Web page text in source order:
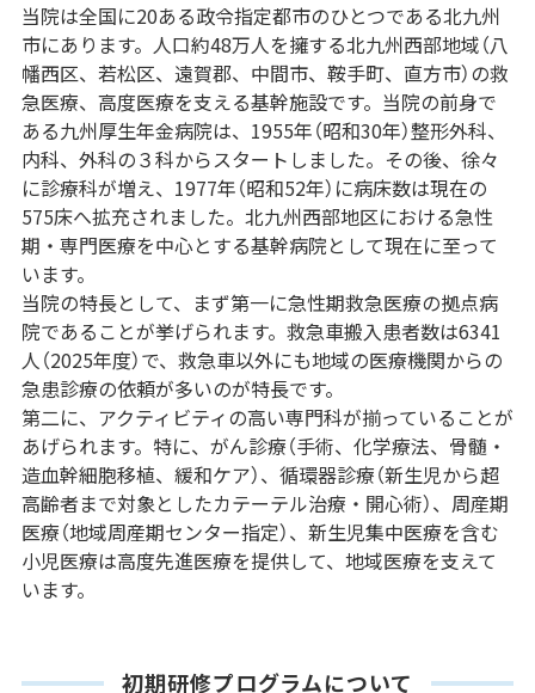
当院は全国に20ある政令指定都市のひとつである北九州
市にあります。人口約48万人を擁する北九州西部地域（八
幡西区、若松区、遠賀郡、中間市、鞍手町、直方市）の救
急医療、高度医療を支える基幹施設です。当院の前身で
ある九州厚生年金病院は、1955年（昭和30年）整形外科、
内科、外科の３科からスタートしました。その後、徐々
に診療科が増え、1977年（昭和52年）に病床数は現在の
575床へ拡充されました。北九州西部地区における急性
期・専門医療を中心とする基幹病院として現在に至って
います。
当院の特長として、まず第一に急性期救急医療の拠点病
院であることが挙げられます。救急車搬入患者数は6341
人（2025年度）で、救急車以外にも地域の医療機関からの
急患診療の依頼が多いのが特長です。
第二に、アクティビティの高い専門科が揃っていることが
あげられます。特に、がん診療（手術、化学療法、骨髄・
造血幹細胞移植、緩和ケア）、循環器診療（新生児から超
高齢者まで対象としたカテーテル治療・開心術）、周産期
医療（地域周産期センター指定）、新生児集中医療を含む
小児医療は高度先進医療を提供して、地域医療を支えて
います。
初期研修プログラムについて